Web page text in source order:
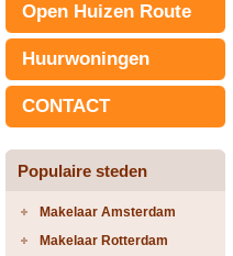
Open Huizen Route
Huurwoningen
CONTACT
Populaire steden
Makelaar Amsterdam
Makelaar Rotterdam